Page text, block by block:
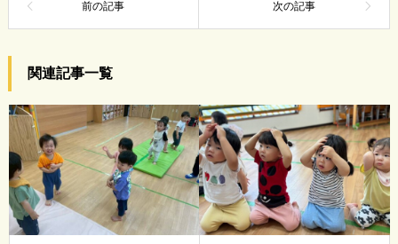
関連記事一覧